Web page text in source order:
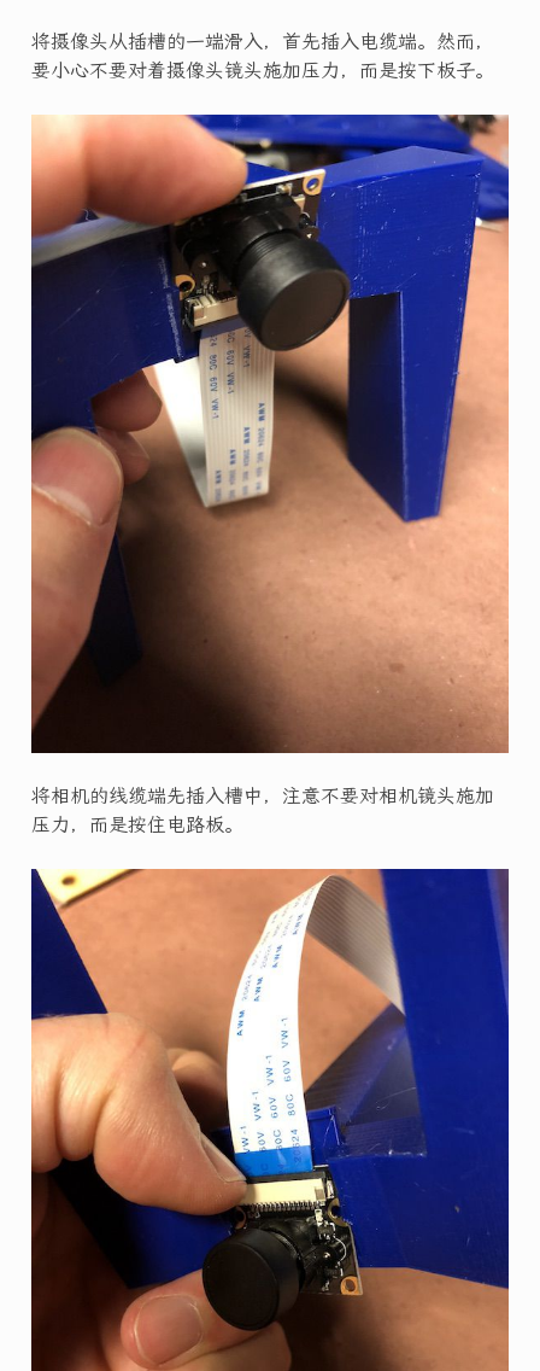
将摄像头从插槽的一端滑入，首先插入电缆端。然而，
要小心不要对着摄像头镜头施加压力，而是按下板子。
将相机的线缆端先插入槽中，注意不要对相机镜头施加
压力，而是按住电路板。